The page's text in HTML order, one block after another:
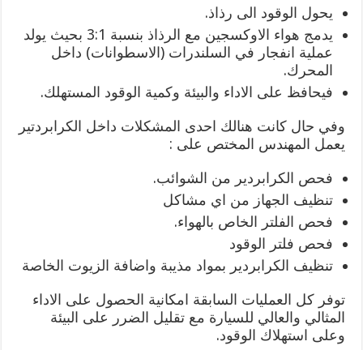
يحول الوقود الى رذاذ.
يدمج هواء الاوكسجين مع الرذاذ بنسبة 3:1 بحيث يولد
عملية انفجار في السلندرات (الاسطوانات) داخل
المحرك.
فيحافظ على الاداء والبيئة وكمية الوقود المستهلك.
وفي حال كانت هنالك احدى المشكلات داخل الكرابردتير
يعمل المهندس المختص على :
فحص الكرابردير من الشوائب.
تنظيف الجهاز من اي مشاكل
فحص الفلتر الخاص بالهواء.
فحص فلتر الوقود
تنظيف الكرابردير بمواد مذيبة واضافة الزيوت الخاصة
توفر كل العمليات السابقة امكانية الحصول على الاداء
المثالي والعالي للسيارة مع تقليل الضرر على البيئة
وعلى استهلاك الوقود.